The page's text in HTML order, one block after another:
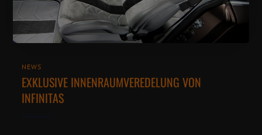
NEWS
EXKLUSIVE INNENRAUMVEREDELUNG VON
INFINITAS